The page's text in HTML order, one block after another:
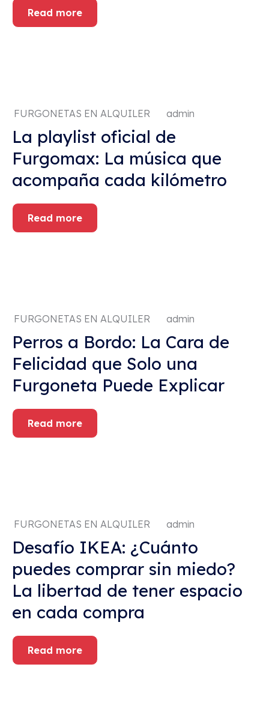
Read more
FURGONETAS EN ALQUILER admin
La playlist oficial de
Furgomax: La música que
acompaña cada kilómetro
Read more
FURGONETAS EN ALQUILER admin
Perros a Bordo: La Cara de
Felicidad que Solo una
Furgoneta Puede Explicar
Read more
FURGONETAS EN ALQUILER admin
Desafío IKEA: ¿Cuánto
puedes comprar sin miedo?
La libertad de tener espacio
en cada compra
Read more